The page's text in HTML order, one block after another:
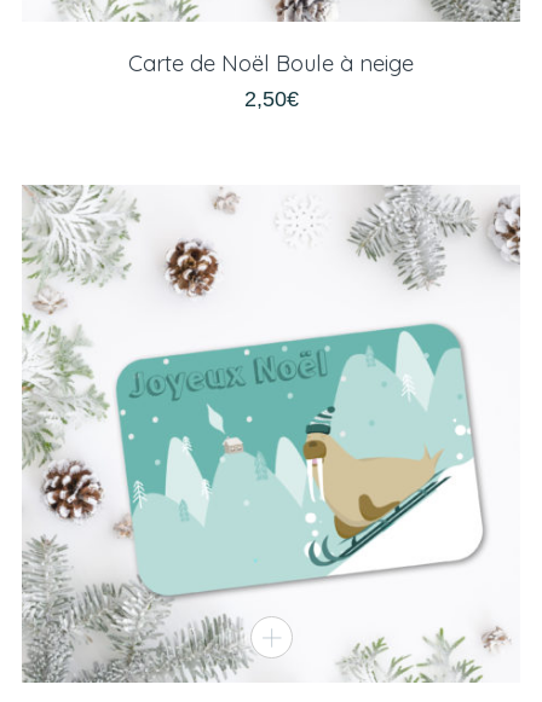
Carte de Noël Boule à neige
2,50€